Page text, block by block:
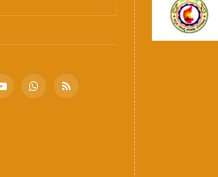
YouTubeWhatsApp
RSS